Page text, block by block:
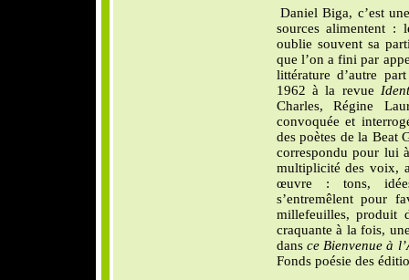
Daniel Biga, c’est
sources alimentent :
oublie souvent sa
que l’on a fini par
littérature d’autre
1962 à la revue
Charles, Régine
convoquée et
des poètes de la Beat
correspondu pour lui
multiplicité des voix,
œuvre : tons,
s’entremêlent pour
millefeuilles, produit
craquante à la fois,
dans ce Bienvenue à
Fonds poésie des